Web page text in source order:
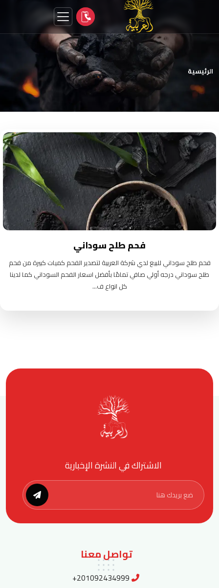
الرئيسية
فحم طلح سوداني
فحم طلح سوداني للبيع لدي شركة العربية لتصدير الفحم كميات كبيرة من فحم
طلح سوداني درجه أولي صافي تمامًا بأفضل اسعار الفحم السوداني كما لدينا
كل انواع ف...
الاشتراك في النشرة الإخبارية
تواصل معنا
+201092434999